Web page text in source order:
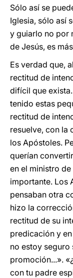
Sólo así se
Iglesia, sólo así
y guiarlo no por
de Jesús, es
Es verdad que,
rectitud de
difícil que
tenido estas
rectitud de
resuelve, con la
los Apóstoles.
querían
en el ministro
importante. Los
pensaban otra
hizo la
rectitud de su
predicación y
no estoy seguro
promoción...».
con tu padre